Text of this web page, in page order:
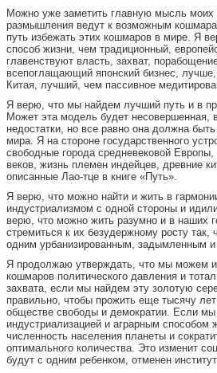
Можно уже заметить главную мысль моих
размышления ведут к возможным
путь избежать этих кошмаров в мире. Я
способ жизни, чем традиционный,
главенствуют власть, захват,
всепоглащающий японский бизнес,
Китая, лучший, чем пассивное
Я верю, что мы найдем лучший путь и в
Может эта модель будет несовершенная,
недостатки, но все равно она должна
мира. Я на стороне государственного
свободные города средневековой
веков, жизнь племен индейцев, древние
описанные Лао-тце в книге «Путь».
Я верю, что можно найти и жить в
индустриализмом с одной стороны и
верю, что можно жить разумно и в наших
стремиться к их безудержному росту так,
одним урбанизированным, задымленным и
Я продолжаю утверждать, что мы можем
кошмаров политического давления и
захвата, если мы найдем эту золотую
правильно, чтобы прожить еще тысячу
обществе свободы и демократии. Если
индустриализацией и аграрным способом
численность населения планеты и
оптимального количества. Это изменит
будут с одним ребенком, отменен